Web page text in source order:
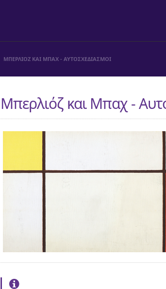
ΜΠΕΡΛΙΟΖ ΚΑΙ ΜΠΑΧ - ΑΥΤΟΣΧΕΔΙΑΣΜΟΙ
Μπερλιόζ και Μπαχ -